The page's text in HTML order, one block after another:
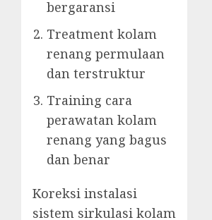
bergaransi
Treatment kolam
renang permulaan
dan terstruktur
Training cara
perawatan kolam
renang yang bagus
dan benar
Koreksi instalasi
sistem sirkulasi kolam